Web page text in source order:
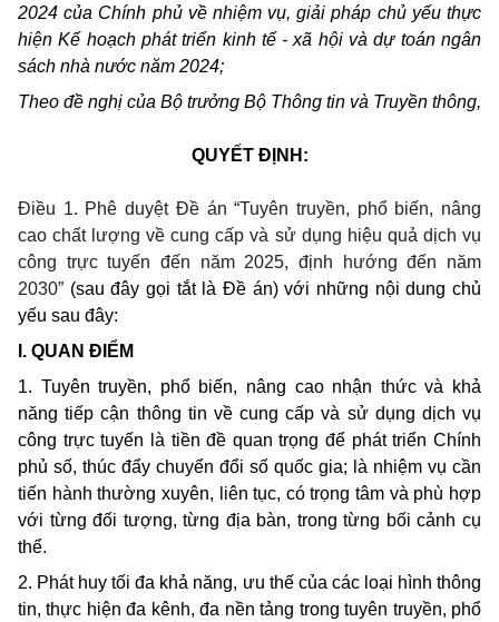
2024 của Chính phủ về nhiệm vụ, giải pháp chủ yếu thực
hiện Kế hoạch phát triển kinh tế - xã hội và dự toán ngân
sách nhà nước năm 2024;
Theo đề nghị của Bộ trưởng Bộ Thông tin và Truyền thông,
QUYẾT ĐỊNH:
Điều 1. Phê duyệt Đề án “Tuyên truyền, phổ biến, nâng
cao chất lượng về cung cấp và sử dụng hiệu quả dịch vụ
công trực tuyến đến năm 2025, định hướng đến năm
2030” (sau đây gọi tắt là Đề án) với những nội dung chủ
yếu sau đây:
I. QUAN ĐIỂM
1. Tuyên truyền, phổ biến, nâng cao nhận thức và khả
năng tiếp cận thông tin về cung cấp và sử dụng dịch vụ
công trực tuyến là tiền đề quan trọng để phát triển Chính
phủ số, thúc đẩy chuyển đổi số quốc gia; là nhiệm vụ cần
tiến hành thường xuyên, liên tục, có trọng tâm và phù hợp
với từng đối tượng, từng địa bàn, trong từng bối cảnh cụ
thể.
2. Phát huy tối đa khả năng, ưu thế của các loại hình thông
tin, thực hiện đa kênh, đa nền tảng trong tuyên truyền, phổ